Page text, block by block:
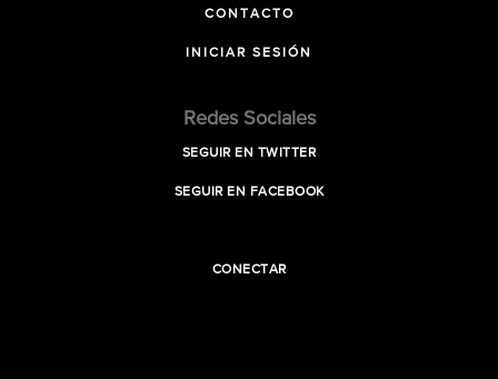
CONTACTO
INICIAR SESIÓN
Redes Sociales
SEGUIR EN TWITTER
SEGUIR EN FACEBOOK
CONECTAR